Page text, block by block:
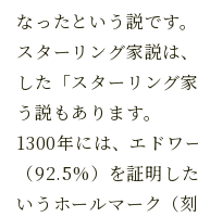
なったという説です。
スターリング家説は
した「スターリング
う説もあります。
1300年には、エドワ
（92.5%）を証明し
いうホールマーク（